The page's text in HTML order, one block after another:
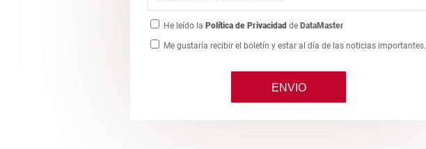
He leído la Política de Privacidad de DataMaster
Me gustaría recibir el boletín y estar al día de las noticias importantes.